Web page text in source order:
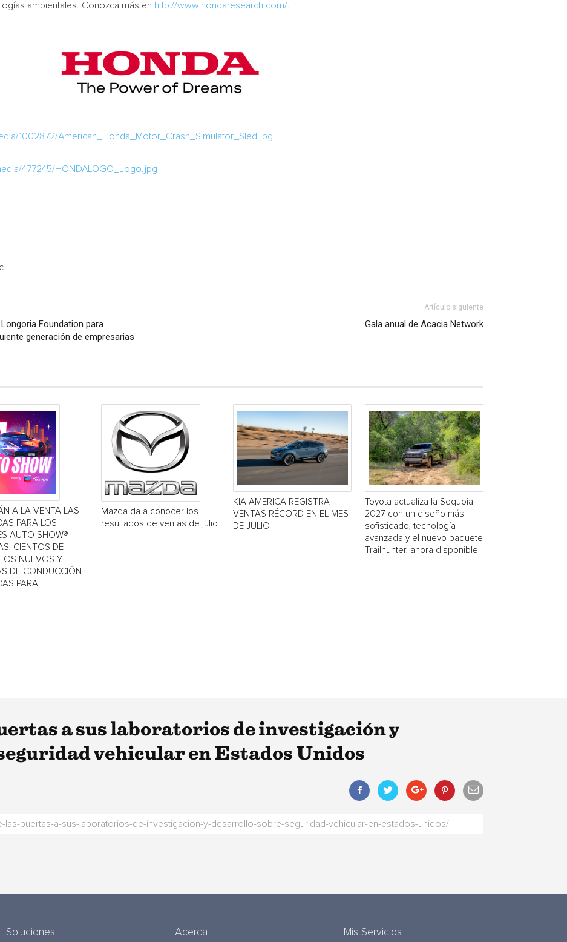
ambientales. Conozca más en http://www.hondaresearch.com/
1002872/American_Honda_Motor_Crash_Simulator_Sled.jpg
477245/HONDALOGO_Logo.jpg
Foundation para
generación de empresarias
Artículo siguiente
Gala anual de Acacia Network
A LA VENTA LAS
PARA LOS
AUTO SHOW®
CIENTOS DE
NUEVOS Y
DE CONDUCCIÓN
PARA...
Mazda da a conocer los
resultados de ventas de julio
KIA AMERICA REGISTRA
VENTAS RÉCORD EN EL MES
DE JULIO
Toyota actualiza la Sequoia
2027 con un diseño más
sofisticado, tecnología
avanzada y el nuevo paquete
Trailhunter, ahora disponible
a sus laboratorios de investigación y
vehicular en Estados Unidos
Soluciones Acerca Mis Servicios